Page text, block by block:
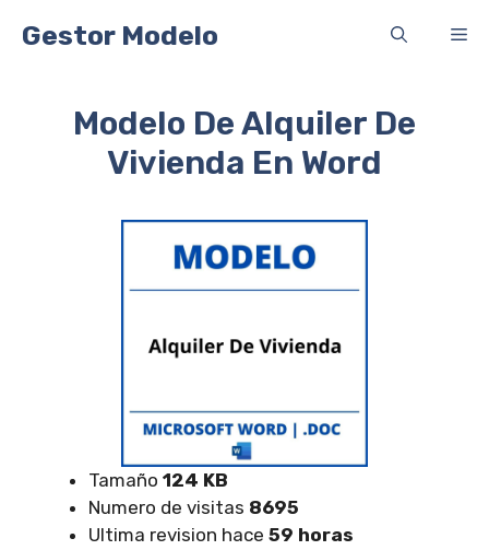
Gestor Modelo
Modelo De Alquiler De
Vivienda En Word
Tamaño 124 KB
Numero de visitas 8695
Ultima revision hace 59 horas